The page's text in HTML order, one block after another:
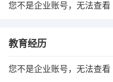
您不是企业账号，无法查看
教育经历
您不是企业账号，无法查看